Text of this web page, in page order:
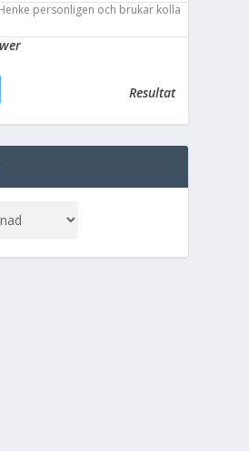
personligen och brukar kolla
Resultat